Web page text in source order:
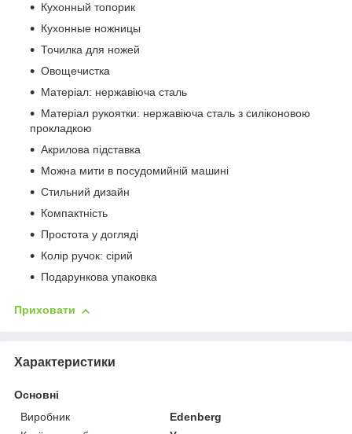
Кухонный топорик
Кухонные ножницы
Точилка для ножей
Овощечистка
Матеріал: нержавіюча сталь
Матеріал рукоятки: нержавіюча сталь з силіконовою
прокладкою
Акрилова підставка
Можна мити в посудомийній машині
Стильний дизайн
Компактність
Простота у догляді
Колір ручок: сірий
Подарункова упаковка
Приховати
Характеристики
Основні
Виробник
Edenberg